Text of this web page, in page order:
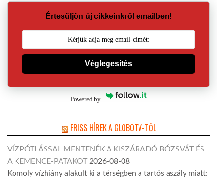
Értesüljön új cikkeinkről emailben!
Véglegesítés
Powered by
FRISS HÍREK A GLOBOTV-TŐL
VÍZPÓTLÁSSAL MENTENÉK A KISZÁRADÓ BÓZSVÁT ÉS
A KEMENCE-PATAKOT 2026-08-08
Komoly vízhiány alakult ki a térségben a tartós aszály miatt: